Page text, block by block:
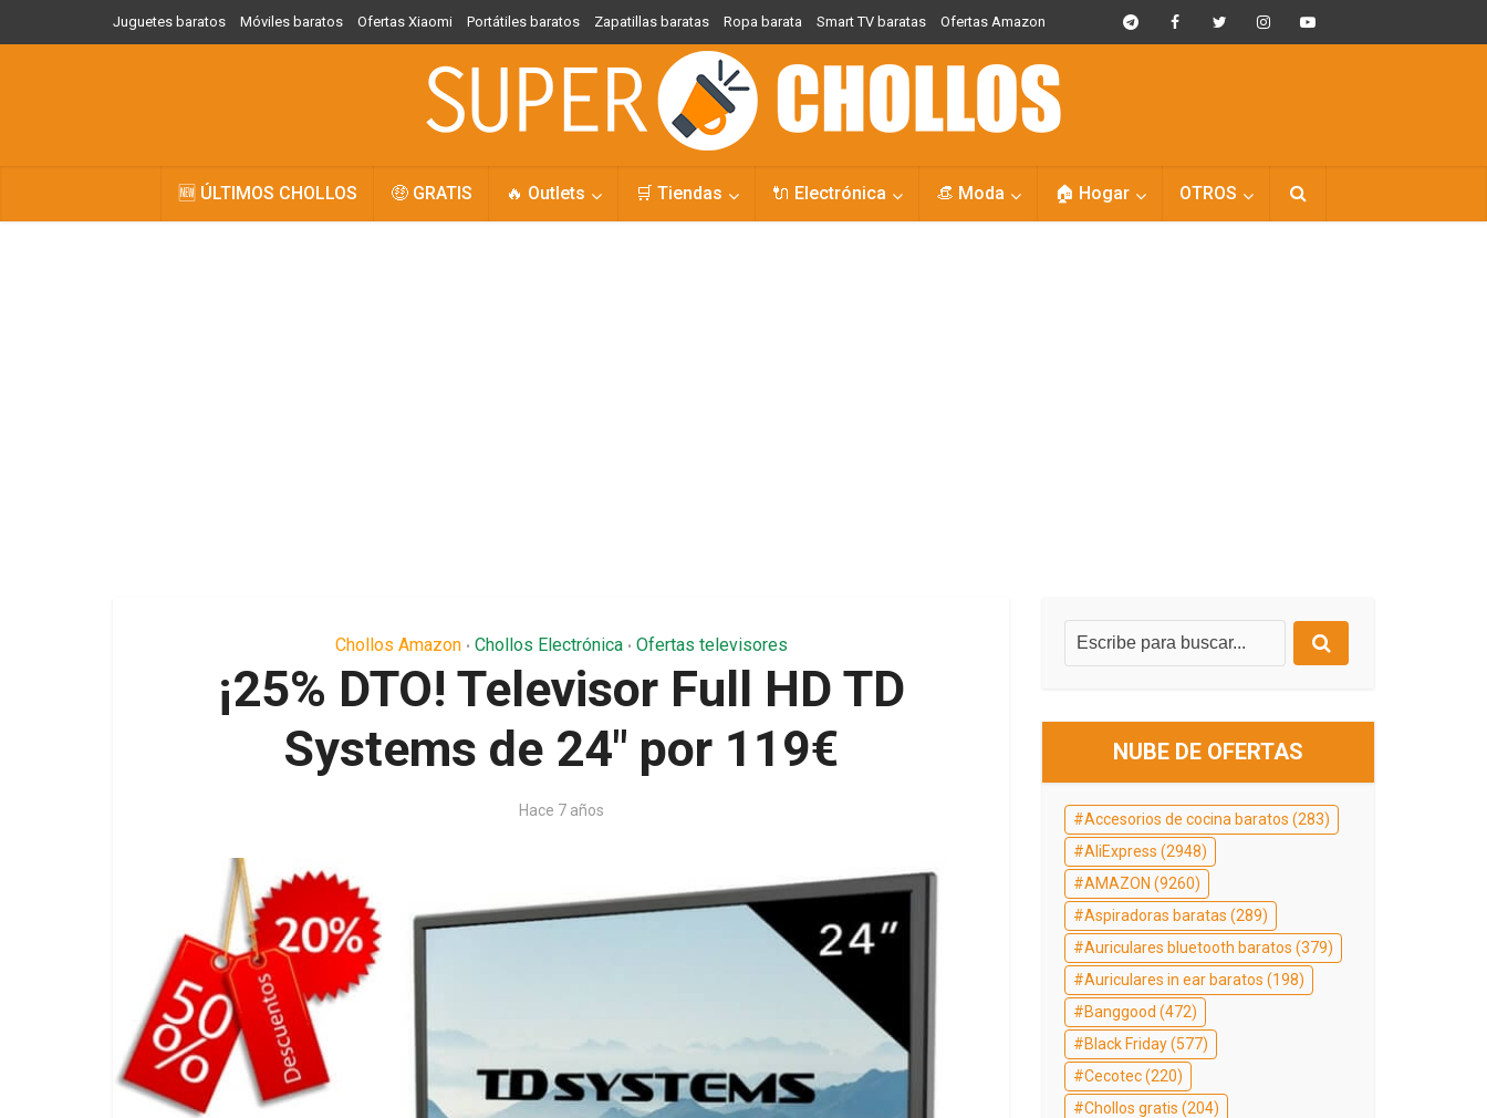
Juguetes baratos Móviles baratos Ofertas Xiaomi Portátiles baratos Zapatillas baratas Ropa barata Smart TV baratas Ofertas Amazon
🆕 ÚLTIMOS CHOLLOS 🤑 GRATIS 🔥 Outlets 🛒 Tiendas 🔌 Electrónica 👒 Moda 🏠 Hogar OTROS
Chollos Amazon • Chollos Electrónica • Ofertas televisores
¡25% DTO! Televisor Full HD TD
Systems de 24″ por 119€
Hace 7 años
NUBE DE OFERTAS
Accesorios de cocina baratos (283)
AliExpress (2948)
AMAZON (9260)
Aspiradoras baratas (289)
Auriculares bluetooth baratos (379)
Auriculares in ear baratos (198)
Banggood (472)
Black Friday(577)
Cecotec(220)
Chollos gratis (204)